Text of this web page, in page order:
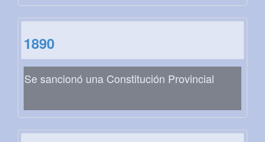
1890
Se sancionó una Constitución Provincial